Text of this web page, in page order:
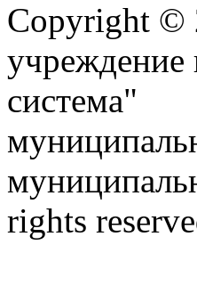
Copyright ©
учреждение
система"
rights